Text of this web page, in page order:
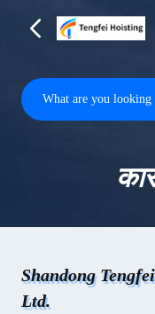
Shandong
Ltd.